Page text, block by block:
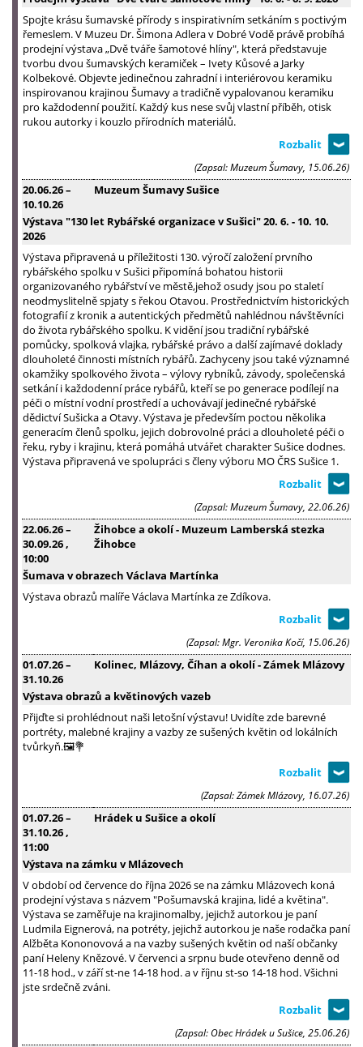
Spojte krásu šumavské přírody s inspirativním setkáním s poctivým
řemeslem. V Muzeu Dr. Šimona Adlera v Dobré Vodě právě probíhá
prodejní výstava „Dvě tváře šamotové hlíny", která představuje
tvorbu dvou šumavských keramiček – Ivety Kůsové a Jarky
Kolbekové. Objevte jedinečnou zahradní i interiérovou keramiku
inspirovanou krajinou Šumavy a tradičně vypalovanou keramiku
pro každodenní použití. Každý kus nese svůj vlastní příběh, otisk
rukou autorky i kouzlo přírodních materiálů.
(Zapsal: Muzeum Šumavy, 15.06.26)
20.06.26–
10.10.26
Muzeum Šumavy Sušice
Výstava "130 let Rybářské organizace v Sušici" 20. 6. - 10. 10.
2026
Výstava připravená u příležitosti 130. výročí založení prvního
rybářského spolku v Sušici připomíná bohatou historii
organizovaného rybářství ve městě,jehož osudy jsou po staletí
neodmyslitelně spjaty s řekou Otavou. Prostřednictvím historických
fotografií z kronik a autentických předmětů nahlédnou návštěvníci
do života rybářského spolku. K vidění jsou tradiční rybářské
pomůcky, spolková vlajka, rybářské právo a další zajímavé doklady
dlouholeté činnosti místních rybářů. Zachyceny jsou také významné
okamžiky spolkového života – výlovy rybníků, závody, společenská
setkání i každodenní práce rybářů, kteří se po generace podílejí na
péči o místní vodní prostředí a uchovávají jedinečné rybářské
dědictví Sušicka a Otavy. Výstava je především poctou několika
generacím členů spolku, jejich dobrovolné práci a dlouholeté péči o
řeku, ryby i krajinu, která pomáhá utvářet charakter Sušice dodnes.
Výstava připravená ve spolupráci s členy výboru MO ČRS Sušice 1.
(Zapsal: Muzeum Šumavy, 22.06.26)
22.06.26–
30.09.26,
10:00
Žihobce a okolí - Muzeum Lamberská stezka
Žihobce
Šumava v obrazech Václava Martínka
Výstava obrazů malíře Václava Martínka ze Zdíkova.
(Zapsal: Mgr. Veronika Kočí, 15.06.26)
01.07.26–
31.10.26
Kolinec, Mlázovy, Číhan a okolí - Zámek Mlázovy
Výstava obrazů a květinových vazeb
Přijďte si prohlédnout naši letošní výstavu! Uvidíte zde barevné
portréty, malebné krajiny a vazby ze sušených květin od lokálních
tvůrkyň.🖼️💐
(Zapsal: Zámek Mlázovy, 16.07.26)
01.07.26–
31.10.26,
11:00
Hrádek u Sušice a okolí
Výstava na zámku v Mlázovech
V období od července do října 2026 se na zámku Mlázovech koná
prodejní výstava s názvem "Pošumavská krajina, lidé a květina".
Výstava se zaměřuje na krajinomalby, jejichž autorkou je paní
Ludmila Eignerová, na potréty, jejichž autorkou je naše rodačka paní
Alžběta Kononovová a na vazby sušených květin od naší občanky
paní Heleny Knězové. V červenci a srpnu bude otevřeno denně od
11-18 hod., v září st-ne 14-18 hod. a v říjnu st-so 14-18 hod. Všichni
jste srdečně zváni.
(Zapsal: Obec Hrádek u Sušice, 25.06.26)